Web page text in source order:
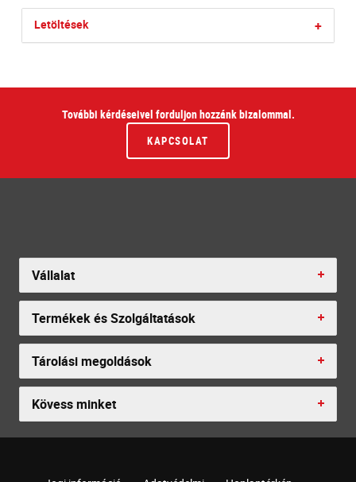
Letöltések +
További kérdéseivel forduljon hozzánk bizalommal.
KAPCSOLAT
Vállalat
Termékek és Szolgáltatások
Tárolási megoldások
Kövess minket